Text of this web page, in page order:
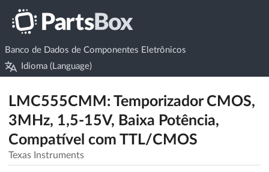
Banco de Dados de Componentes Eletrônicos
Idioma (Language)
LMC555CMM: Temporizador CMOS,
3MHz, 1,5-15V, Baixa Potência,
Compatível com TTL/CMOS
Texas Instruments